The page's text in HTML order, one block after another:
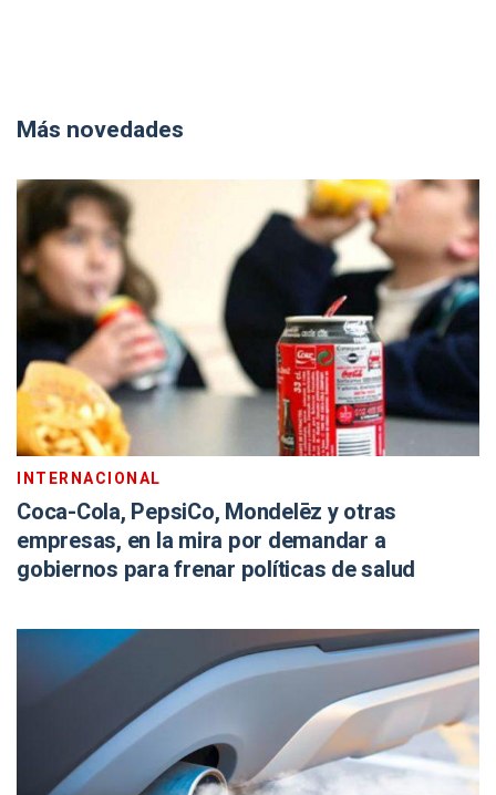
Más novedades
INTERNACIONAL
Coca-Cola, PepsiCo, Mondelēz y otras
empresas, en la mira por demandar a
gobiernos para frenar políticas de salud